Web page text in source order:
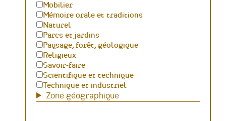
Mobilier
Mémoire orale et traditions
Naturel
Parcs et jardins
Paysage, forêt, géologique
Religieux
Savoir-faire
Scientifique et technique
Technique et industriel
Zone géographique